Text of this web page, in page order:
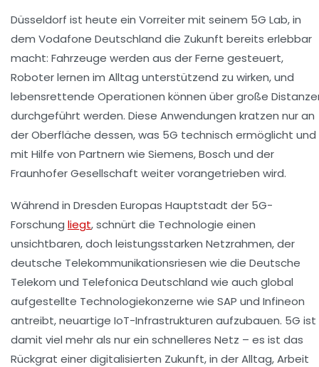
Düsseldorf ist heute ein Vorreiter mit seinem 5G Lab, in
dem Vodafone Deutschland die Zukunft bereits erlebbar
macht: Fahrzeuge werden aus der Ferne gesteuert,
Roboter lernen im Alltag unterstützend zu wirken, und
lebensrettende Operationen können über große
durchgeführt werden. Diese Anwendungen kratzen nur an
der Oberfläche dessen, was 5G technisch ermöglicht und
mit Hilfe von Partnern wie Siemens, Bosch und der
Fraunhofer Gesellschaft weiter vorangetrieben wird.
Während in Dresden Europas Hauptstadt der 5G-
Forschung liegt, schnürt die Technologie einen
unsichtbaren, doch leistungsstarken Netzrahmen, der
deutsche Telekommunikationsriesen wie die Deutsche
Telekom und Telefonica Deutschland wie auch global
aufgestellte Technologiekonzerne wie SAP und Infineon
antreibt, neuartige IoT-Infrastrukturen aufzubauen. 5G ist
damit viel mehr als nur ein schnelleres Netz – es ist das
Rückgrat einer digitalisierten Zukunft, in der Alltag, Arbeit